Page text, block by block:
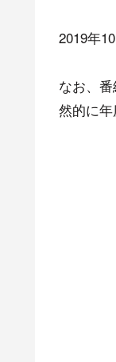
2019年
なお、
然的に